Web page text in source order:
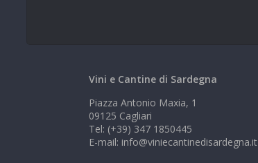
Vini e Cantine di Sardegna
Piazza Antonio Maxia, 1
09125 Cagliari
Tel: (+39) 347 1850445
E-mail: info@viniecantinedisardegna.it